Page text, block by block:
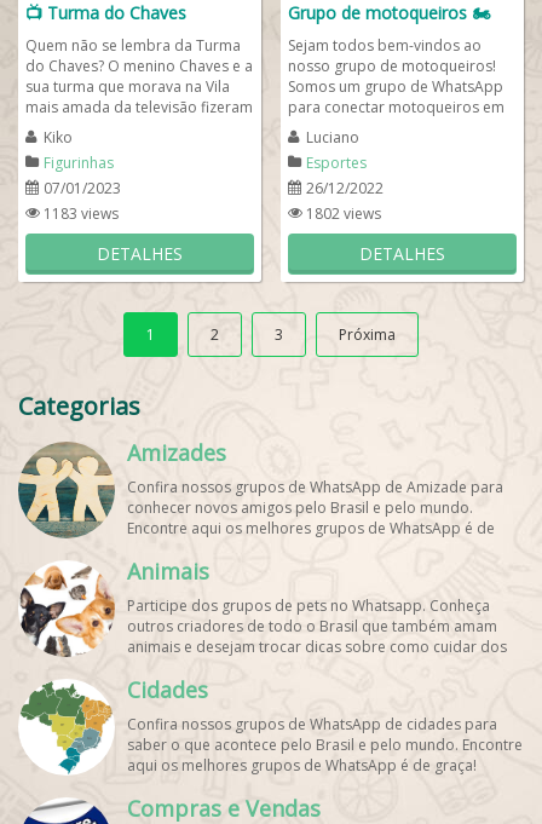
📺 Turma do Chaves
Quem não se lembra da Turma
do Chaves? O menino Chaves e a
sua turma que morava na Vila
mais amada da televisão fizeram
parte da infância de muita gente,
com...
Kiko
Figurinhas
07/01/2023
1183 views
DETALHES
Grupo de motoqueiros 🏍
Sejam todos bem-vindos ao
nosso grupo de motoqueiros!
Somos um grupo de WhatsApp
para conectar motoqueiros em
todo o Brasil e se você for
motoqueiro, saiba ue...
Luciano
Esportes
26/12/2022
1802 views
DETALHES
1 2 3 Próxima
Categorias
Amizades
Confira nossos grupos de WhatsApp de Amizade para
conhecer novos amigos pelo Brasil e pelo mundo.
Encontre aqui os melhores grupos de WhatsApp é de
Animais
Participe dos grupos de pets no Whatsapp. Conheça
outros criadores de todo o Brasil que também amam
animais e desejam trocar dicas sobre como cuidar dos
graça!
Cidades
Confira nossos grupos de WhatsApp de cidades para
saber o que acontece pelo Brasil e pelo mundo. Encontre
aqui os melhores grupos de WhatsApp é de graça!
Compras e Vendas